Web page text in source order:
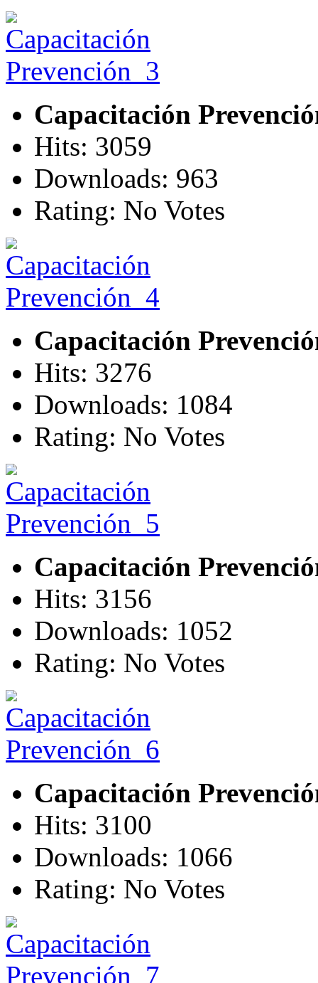
Capacitación
Hits: 3059
Downloads: 963
Rating: No Votes
Capacitación
Hits: 3276
Downloads: 1084
Rating: No Votes
Capacitación
Hits: 3156
Downloads: 1052
Rating: No Votes
Capacitación
Hits: 3100
Downloads: 1066
Rating: No Votes